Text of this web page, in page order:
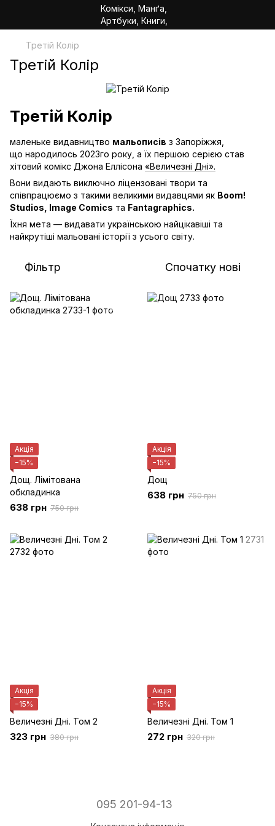
Третій Колір
Третій Колір
Третій Колір
маленьке видавництво мальописів з Запоріжжя,
що народилось 2023го року, а їх першою серією став
хітовий комікс Джона Еллісона «Величезні Дні».
Вони видають виключно ліцензовані твори та
співпрацюємо з такими великими видавцями як Boom!
Studios, Image Comics та Fantagraphics.
Їхня мета — видавати українською найцікавіші та
найкрутіші мальовані історії з усього світу.
Фільтр Спочатку нові
Акція
−15%
Дощ. Лімітована
обкладинка
638 грн 750 грн
Акція
−15%
Дощ
638 грн 750 грн
Акція
−15%
Величезні Дні. Том 2
323 грн 380 грн
Акція
−15%
Величезні Дні. Том 1
272 грн 320 грн
095 201-94-13